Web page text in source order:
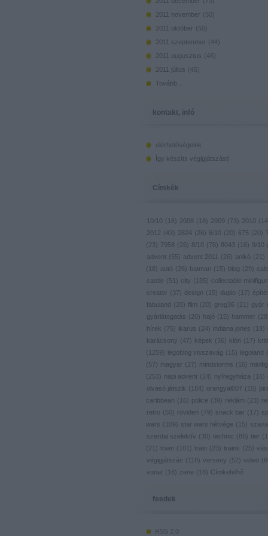
2011 november ( 50)
2011 október ( 50)
2011 szeptember ( 44)
2011 augusztus ( 46 )
2011 július ( 45)
Tovább
kontakt, infó
elérhetőségeink
Így készíts végigjátszást!
Címkék
10/10 ( 16 ) 2008 ( 18 ) 2009 ( 73) 2010 (
2012 ( 43) 2824 ( 26 ) 6/10 ( 20) 675 ( 20)
( 23) 7958 ( 26 ) 8/10 ( 78 ) 8043 ( 16 ) 9/10 (
advent ( 55) advent 2011 ( 26 ) anikó ( 21 )
(
18 ) autó ( 26 ) batman ( 15) blog ( 29)
castle ( 51 ) city ( 185) collectable
creator ( 37) design ( 15) duplo ( 17)
fabuland ( 20) film ( 20) greg36 ( 21 ) gyár (
gyárlátogatás ( 20) hajó ( 15) hammer ( 28
hírek ( 75) ikarus ( 24) indiana jones ( 18 )
karácsony ( 47) képek ( 36 ) klón ( 17)
(
1259) legoblog visszavág ( 15) legoland (
( 57) magyar ( 27) mindstorms ( 16 ) minifig
( 253) napi advent ( 24) nyíregyháza ( 16 )
olvasó játszik ( 184) orangyal007 ( 15)
caribbean ( 16 ) police ( 39) reklám ( 23)
retro ( 50) röviden ( 79) snack bar ( 17)
wars ( 109) star wars hétvége ( 15)
szerdai szelektív ( 30) technic ( 86 ) tier (
( 21 ) town ( 101 ) train ( 23) trains ( 25)
végigjátszás ( 116 ) verseny ( 52) video (
vonat ( 16 ) zene ( 18 ) Címkefelhő
feedek
RSS 2.0